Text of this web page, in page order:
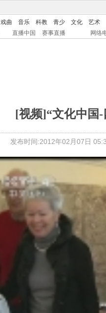
戏曲 音乐 科教 青少 文化
艺术
直播中国 赛事直播 网络
[视频]“文化中国
发布时间:2012年02月07日